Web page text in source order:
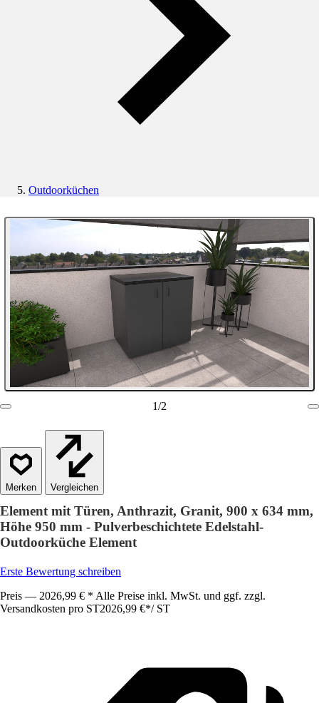
Outdoorküchen
1/2
Vergleichen
Element mit Türen, Anthrazit, Granit, 900 x 634 mm,
Höhe 950 mm - Pulverbeschichtete Edelstahl-
Outdoorküche Element
Erste Bewertung schreiben
Preis — 2026,99 € * Alle Preise inkl. MwSt. und ggf. zzgl.
Versandkosten pro ST2026,99 €*/ ST